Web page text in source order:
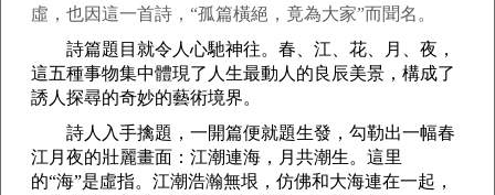
虛，也因這一首詩，“孤篇橫絕，竟為大家”而聞名。
詩篇題目就令人心馳神往。春、江、花、月、夜，
這五種事物集中體現了人生最動人的良辰美景 ，構成了
誘人探尋的奇妙的藝術境界。
詩人 入手擒題，一開篇便就題生發，勾勒出一幅春
江月夜的壯麗畫面：江潮連海，月共潮生。這里
的“海”是虛指。江潮浩瀚無垠，仿佛和大海連在一起，